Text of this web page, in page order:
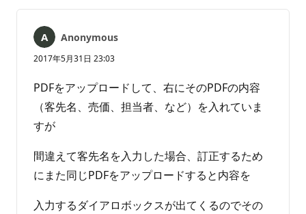
ト
あ
り
せ
ん
ト
Anonymous
2017年5月31日 23:03
PDFをアップロードして、右にそのPDFの内容
（客先名、売価、担当者、など）を入れていま
すが
間違えて客先名を入力した場合、訂正するため
にまた同じPDFをアップロードすると内容を
入力するダイアロボックスが出てくるのでその